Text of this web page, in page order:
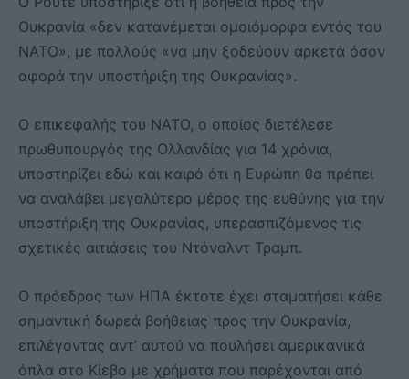
Ουκρανία «δεν κατανέμεται ομοιόμορφα εντός του
ΝΑΤΟ», με πολλούς «να μην ξοδεύουν αρκετά όσον
αφορά την υποστήριξη της Ουκρανίας».
Ο επικεφαλής του ΝΑΤΟ, ο οποίος διετέλεσε
πρωθυπουργός της Ολλανδίας για 14 χρόνια,
υποστηρίζει εδώ και καιρό ότι η Ευρώπη θα πρέπει
να αναλάβει μεγαλύτερο μέρος της ευθύνης για την
υποστήριξη της Ουκρανίας, υπερασπιζόμενος τις
σχετικές αιτιάσεις του Ντόναλντ Τραμπ.
Ο πρόεδρος των ΗΠΑ έκτοτε έχει σταματήσει κάθε
σημαντική δωρεά βοήθειας προς την Ουκρανία,
επιλέγοντας αντ’ αυτού να πουλήσει αμερικανικά
όπλα στο Κίεβο με χρήματα που παρέχονται από